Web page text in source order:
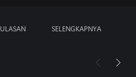
ULASAN SELENGKAPNYA